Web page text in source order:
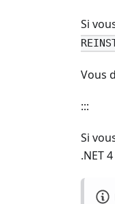
Si
Vous
:::
Si
.NET